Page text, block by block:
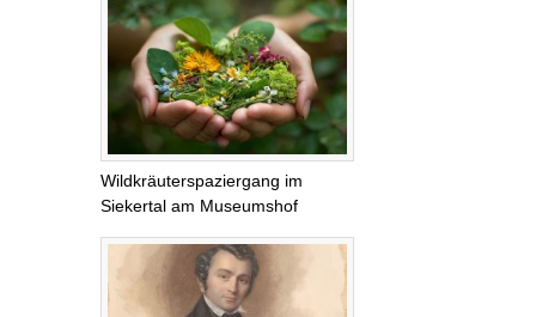
Wildkräuterspaziergang im
Siekertal am Museumshof